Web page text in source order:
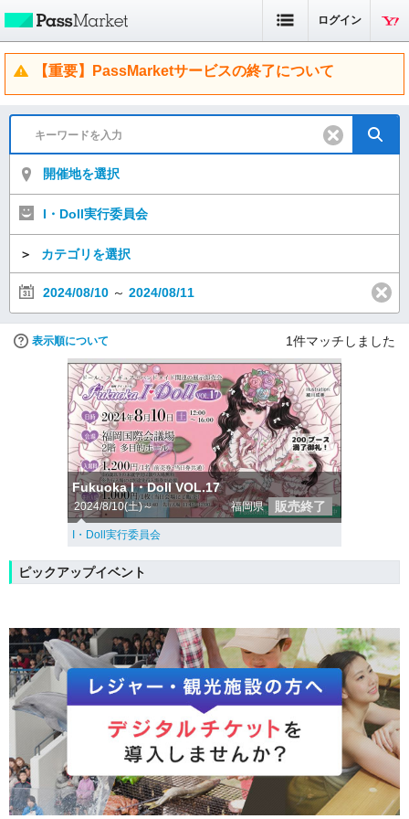
ログイン
【重要】PassMarketサービスの終了について
開催地を選択
I・Doll実行委員会
＞ カテゴリを選択
2024/08/10 ～ 2024/08/11
表示順について 1件マッチしました
Fukuoka I・Doll VOL.17
2024/8/10(土)～ 福岡県 販売終了
I・Doll実行委員会
ピックアップイベント